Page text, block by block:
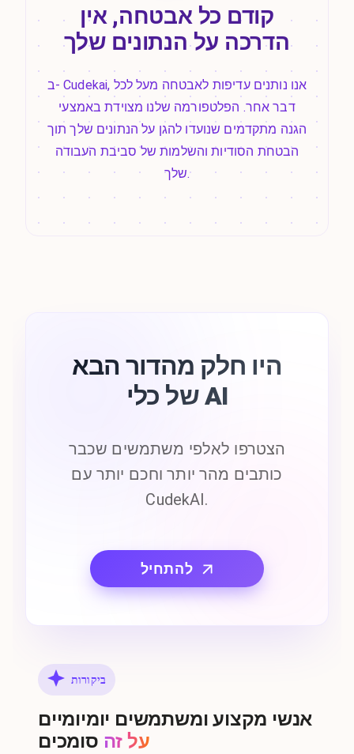
קודם כל אבטחה, אין
הדרכה על הנתונים שלך
ב- Cudekai, אנו נותנים עדיפות לאבטחה מעל לכל
דבר אחר. הפלטפורמה שלנו מצוידת באמצעי
הגנה מתקדמים שנועדו להגן על הנתונים שלך תוך
הבטחת הסודיות והשלמות של סביבת העבודה
שלך.
היו חלק מהדור הבא
של כלי AI
הצטרפו לאלפי משתמשים שכבר
כותבים מהר יותר וחכם יותר עם
CudekAI.
להתחיל
ביקורות
אנשי מקצוע ומשתמשים יומיומיים
סומכים על זה